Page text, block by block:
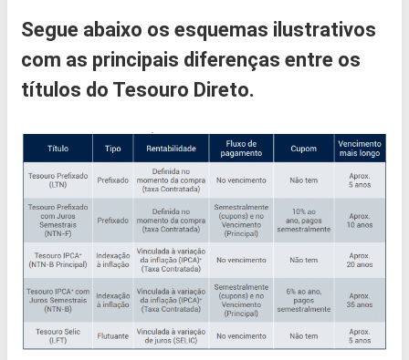
Segue abaixo os esquemas ilustrativos
com as principais diferenças entre os
títulos do Tesouro Direto.